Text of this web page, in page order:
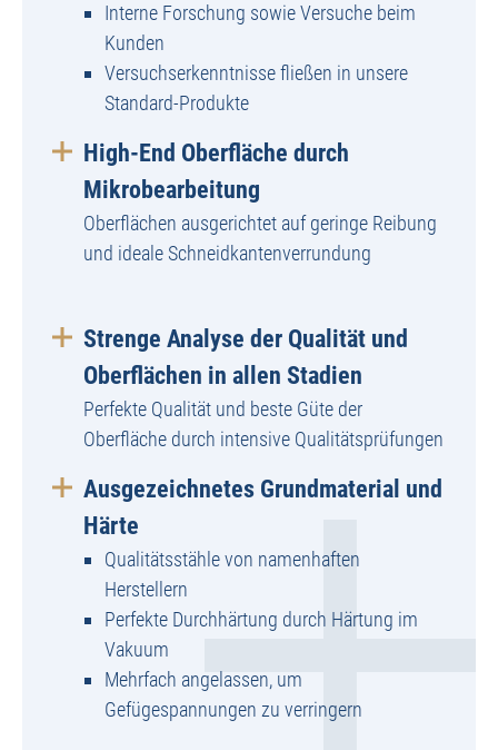
Interne Forschung sowie Versuche beim
Kunden
Versuchserkenntnisse fließen in unsere
Standard-Produkte
High-End Oberfläche durch
Mikrobearbeitung
Oberflächen ausgerichtet auf geringe Reibung
und ideale Schneidkantenverrundung
Strenge Analyse der Qualität und
Oberflächen in allen Stadien
Perfekte Qualität und beste Güte der
Oberfläche durch intensive Qualitätsprüfungen
Ausgezeichnetes Grundmaterial und
Härte
Qualitätsstähle von namenhaften
Herstellern
Perfekte Durchhärtung durch Härtung im
Vakuum
Mehrfach angelassen, um
Gefügespannungen zu verringern